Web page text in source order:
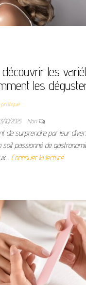
les
les
pratique
10/2025 Non
de surprendre par leur
soit passionné de
Continuer la lecture